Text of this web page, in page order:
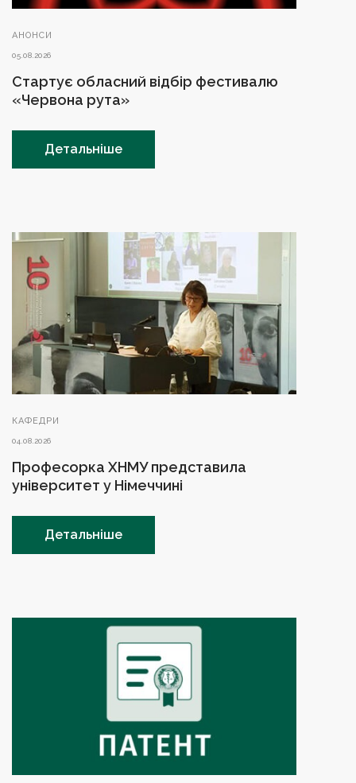
АНОНСИ
05.08.2026
Стартує обласний відбір фестивалю
«Червона рута»
Детальніше
КАФЕДРИ
04.08.2026
Професорка ХНМУ представила
університет у Німеччині
Детальніше